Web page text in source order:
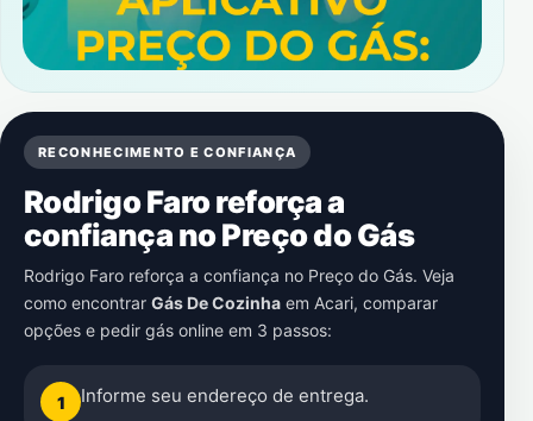
RECONHECIMENTO E CONFIANÇA
Rodrigo Faro reforça a
confiança no Preço do Gás
Rodrigo Faro reforça a confiança no Preço do Gás. Veja
como encontrar Gás De Cozinha em Acari, comparar
opções e pedir gás online em 3 passos:
1 Informe seu endereço de entrega.